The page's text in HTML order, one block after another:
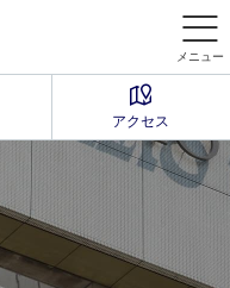
メニュー
アクセス